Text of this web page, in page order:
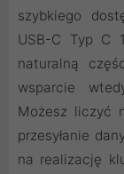
szybkiego
USB-C Typ C
naturalną
wsparcie
Możesz liczyć
przesyłanie
na realizację